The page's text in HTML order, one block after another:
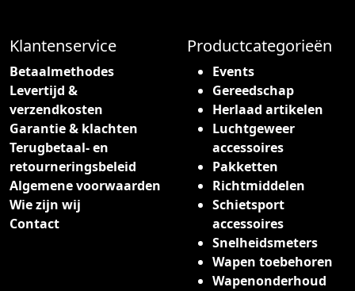
Klantenservice
Betaalmethodes
Levertijd &
verzendkosten
Garantie & klachten
Terugbetaal- en
retourneringsbeleid
Algemene voorwaarden
Wie zijn wij
Contact
Productcategorieën
Events
Gereedschap
Herlaad artikelen
Luchtgeweer
accessoires
Pakketten
Richtmiddelen
Schietsport
accessoires
Snelheidsmeters
Wapen toebehoren
Wapenonderhoud